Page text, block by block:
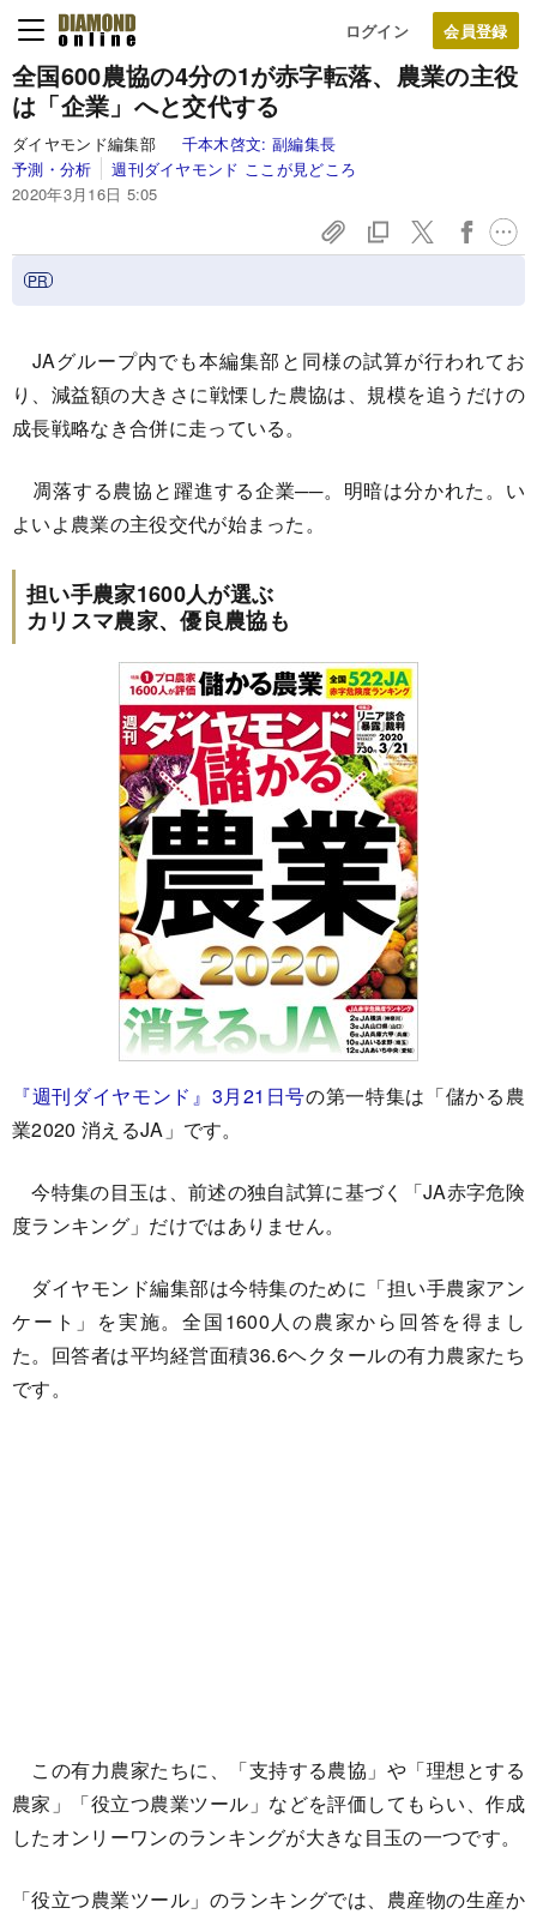
ログイン
全国600農協の4分の1が赤字転落、農業の主役
は「企業」へと交代する
ダイヤモンド編集部 千本木啓文:副編集長
予測・分析
週刊ダイヤモンド ここが見どころ
2020年3月16日 5:05
JAグループ内でも本編集部と同様の試算が行われてお
り、減益額の大きさに戦慄した農協は、規模を追うだけの
成長戦略なき合併に走っている。
凋落する農協と躍進する企業──。明暗は分かれた。い
よいよ農業の主役交代が始まった。
担い手農家1600人が選ぶ
カリスマ農家、優良農協も
『週刊ダイヤモンド』3月21日号の第一特集は「儲かる農
業2020 消えるJA」です。
今特集の目玉は、前述の独自試算に基づく「JA赤字危険
度ランキング」だけではありません。
ダイヤモンド編集部は今特集のために「担い手農家アン
ケート」を実施。全国1600人の農家から回答を得まし
た。回答者は平均経営面積36.6ヘクタールの有力農家たち
です。
この有力農家たちに、「支持する農協」や「理想とする
農家」「役立つ農業ツール」などを評価してもらい、作成
したオンリーワンのランキングが大きな目玉の一つです。
「役立つ農業ツール」のランキングでは、農産物の生産か